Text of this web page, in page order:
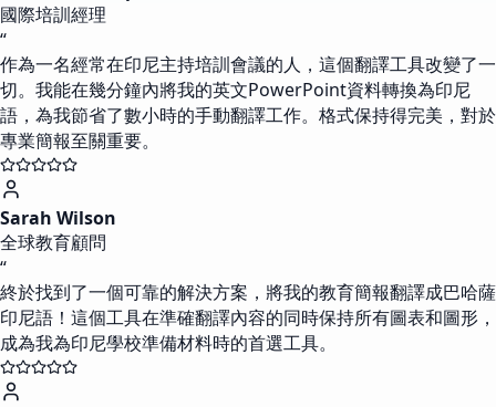
國際培訓經理
“
作為一名經常在印尼主持培訓會議的人，這個翻譯工具改變了一
切。我能在幾分鐘內將我的英文PowerPoint資料轉換為印尼
語，為我節省了數小時的手動翻譯工作。格式保持得完美，對於
專業簡報至關重要。
Sarah Wilson
全球教育顧問
“
終於找到了一個可靠的解決方案，將我的教育簡報翻譯成巴哈薩
印尼語！這個工具在準確翻譯內容的同時保持所有圖表和圖形，
成為我為印尼學校準備材料時的首選工具。